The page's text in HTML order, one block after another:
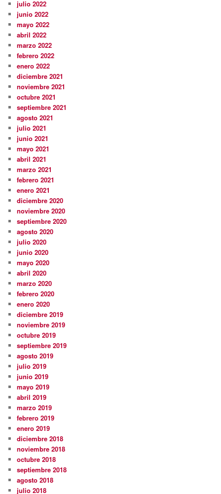
julio 2022
junio 2022
mayo 2022
abril 2022
marzo 2022
febrero 2022
enero 2022
diciembre 2021
noviembre 2021
octubre 2021
septiembre 2021
agosto 2021
julio 2021
junio 2021
mayo 2021
abril 2021
marzo 2021
febrero 2021
enero 2021
diciembre 2020
noviembre 2020
septiembre 2020
agosto 2020
julio 2020
junio 2020
mayo 2020
abril 2020
marzo 2020
febrero 2020
enero 2020
diciembre 2019
noviembre 2019
octubre 2019
septiembre 2019
agosto 2019
julio 2019
junio 2019
mayo 2019
abril 2019
marzo 2019
febrero 2019
enero 2019
diciembre 2018
noviembre 2018
octubre 2018
septiembre 2018
agosto 2018
julio 2018